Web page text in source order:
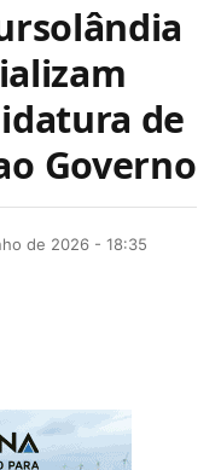
de
Governo
de 2026 - 18:35